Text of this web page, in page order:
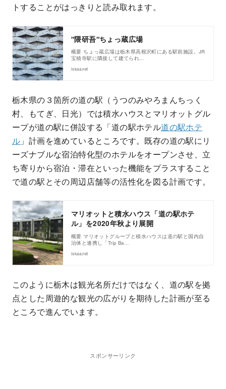
トすることがはっきりと読み取れます。
"隈研吾"ちょっ蔵広場
概要 ちょっ蔵広場は栃木県高根沢町にある駅前施設。JR
宝積寺駅に隣接して建てられ…
iskaa.net
栃木県の３箇所の道の駅（うつのみやろまんちっく
村、もてぎ、日光）では積水ハウスとマリオットグル
ープが道の駅に併設する「道の駅ホテル道の駅ホテ
ル 」計画を進めているところです。既存の道の駅にリ
ーズナブルな宿泊特化型のホテルをオープンさせ、立
ち寄りから宿泊・滞在といった機能をプラスすること
で道の駅とその周辺店舗等の活性化を図る計画です。
マリオットと積水ハウス「道の駅ホテ
ル」を2020年秋より展開
概要 マリオットグループと積水ハウスは道の駅と国内自
治体と連携し「Trip Ba…
iskaa.net
このように栃木は観光名所だけではなく、道の駅を拠
点とした周遊的な観光の広がりを期待した計画が至る
ところで進んでいます。
スポンサーリンク